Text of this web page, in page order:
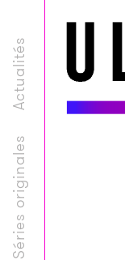
Séries originales
Actualités